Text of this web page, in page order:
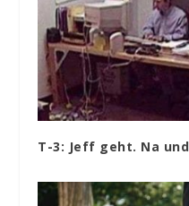
T-3: Jeff geht. Na